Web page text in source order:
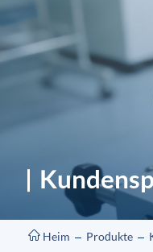
Heim Produkte